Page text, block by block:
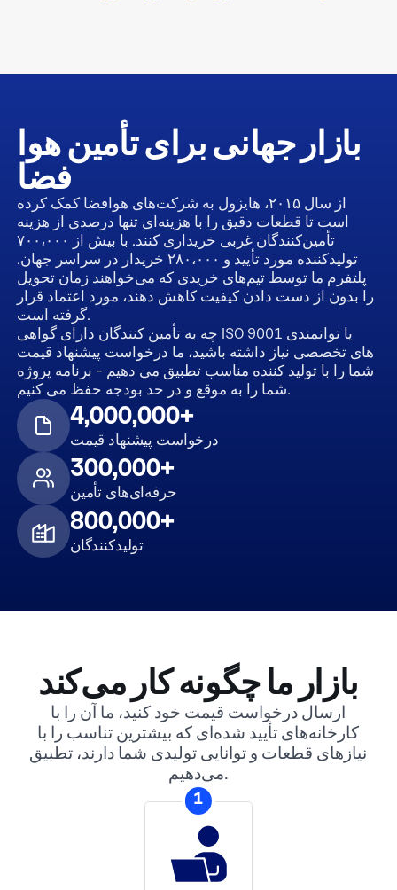
بازار جهانی برای تأمین هوا
فضا
از سال ۲۰۱۵، هایزول به شرکت‌های هوافضا کمک کرده
است تا قطعات دقیق را با هزینه‌ای تنها درصدی از هزینه
تأمین‌کنندگان غربی خریداری کنند. با بیش از ۷۰۰،۰۰۰
تولیدکننده مورد تأیید و ۲۸۰،۰۰۰ خریدار در سراسر جهان.
پلتفرم ما توسط تیم‌های خریدی که می‌خواهند زمان تحویل
را بدون از دست دادن کیفیت کاهش دهند، مورد اعتماد قرار
گرفته است.
چه به تأمین کنندگان دارای گواهی ISO 9001 یا توانمندی
های تخصصی نیاز داشته باشید، ما درخواست پیشنهاد قیمت
شما را با تولید کننده مناسب تطبیق می دهیم - برنامه پروژه
شما را به موقع و در حد بودجه حفظ می کنیم.
4,000,000+
درخواست پیشنهاد قیمت
300,000+
حرفه‌ای‌های تأمین
800,000+
تولیدکنندگان
بازار ما چگونه کار می‌کند
ارسال درخواست قیمت خود کنید، ما آن را با
کارخانه‌های تأیید شده‌ای که بیشترین تناسب را با
نیازهای قطعات و توانایی تولیدی شما دارند، تطبیق
می‌دهیم.
1